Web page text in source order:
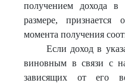
получением дохода
размере, признается
момента получения
Если доход в
виновным в связи с
зависящих от его